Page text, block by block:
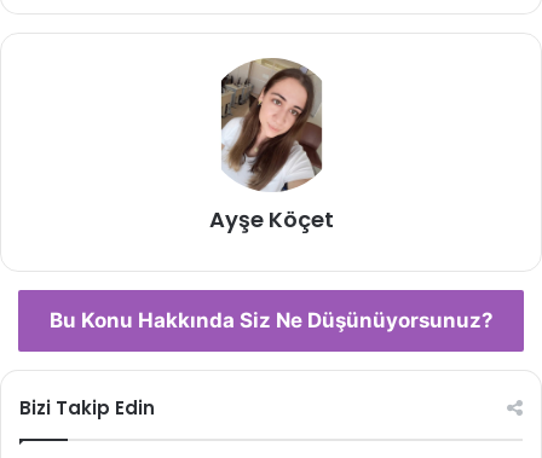
Ayşe Köçet
Bu Konu Hakkında Siz Ne Düşünüyorsunuz?
Bizi Takip Edin